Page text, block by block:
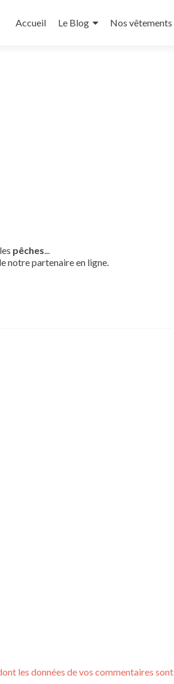
au
Accueil Le Blog Nos vêtements
pêches...
notre partenaire en ligne.
les données de vos commentaires sont